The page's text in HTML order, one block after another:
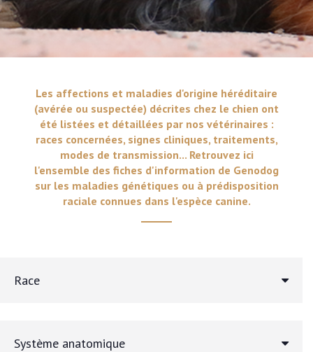
Les affections et maladies d'origine héréditaire
(avérée ou suspectée) décrites chez le chien ont
été listées et détaillées par nos vétérinaires :
races concernées, signes cliniques, traitements,
modes de transmission... Retrouvez ici
l'ensemble des fiches d'information de Genodog
sur les maladies génétiques ou à prédisposition
raciale connues dans l'espèce canine.
Race
Système anatomique